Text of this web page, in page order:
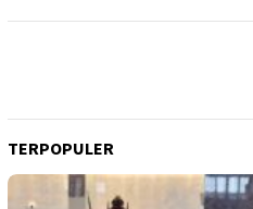
TERPOPULER